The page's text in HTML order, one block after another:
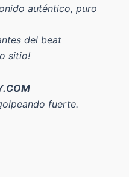
auténtico, puro
del beat
sitio!
fuerte.